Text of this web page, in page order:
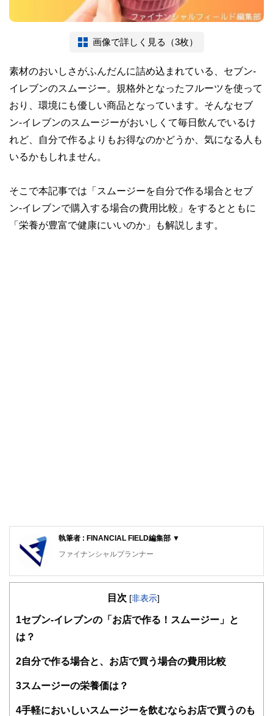
画像で詳しく見る（3枚）
素材のおいしさがふんだんに詰め込まれている、セブン-
イレブンのスムージー。規格外となったフルーツを使って
おり、環境にも優しい商品となっています。そんなセブ
ン-イレブンのスムージーがおいしくて毎日飲んでいるけ
れど、自分で作るよりもお得なのかどうか、気になる人も
いるかもしれません。
そこで本記事では「スムージーを自分で作る場合とセブ
ン-イレブンで購入する場合の費用比較」をするとともに
「栄養が豊富で健康にいいのか」も解説します。
執筆者 : FINANCIAL FIELD編集部 ▼
ファイナンシャルプランナー
FinancialField編集部は、金融、経済に関する記事を、日々
知識がない方でも理解できるようわかりやすく発信していま
関わることで、読者目線のコンテンツを追求しています。
FinancialFieldの特徴は、ファイナンシャルプランナー、弁
護士、税理士、宅地建物取引士、相続診断士、住宅ローンア
ドバイザー、DCプランナー、公認会計士、社会保険労務
目次 [非表示]
1 セブン-イレブンの「お店で作る！スムージー」と
は？
2自分で作る場合と、お店で買う場合の費用比較
3スムージーの栄養価は？
4手軽においしいスムージーを飲むならお店で買うのも